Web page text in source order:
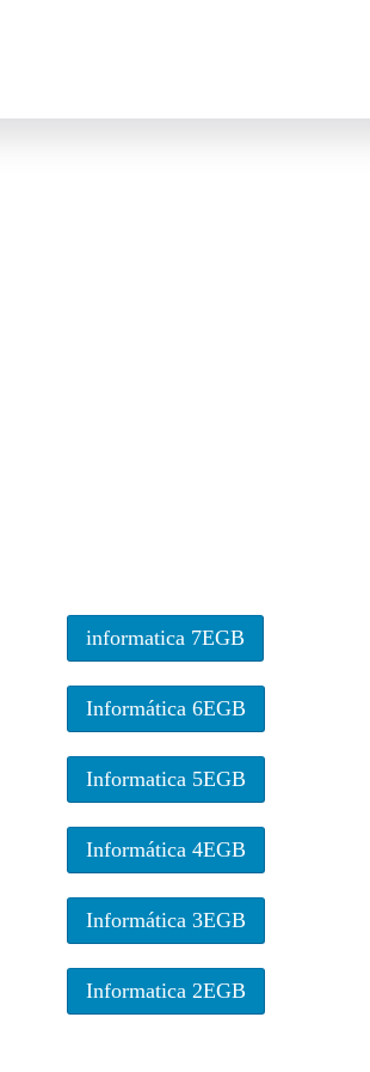
informatica 7EGB
Informática 6EGB
Informatica 5EGB
Informática 4EGB
Informática 3EGB
Informatica 2EGB